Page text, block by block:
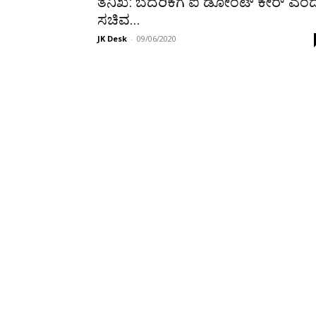
ಸಚಿವ...
JK Desk - 09/06/2020